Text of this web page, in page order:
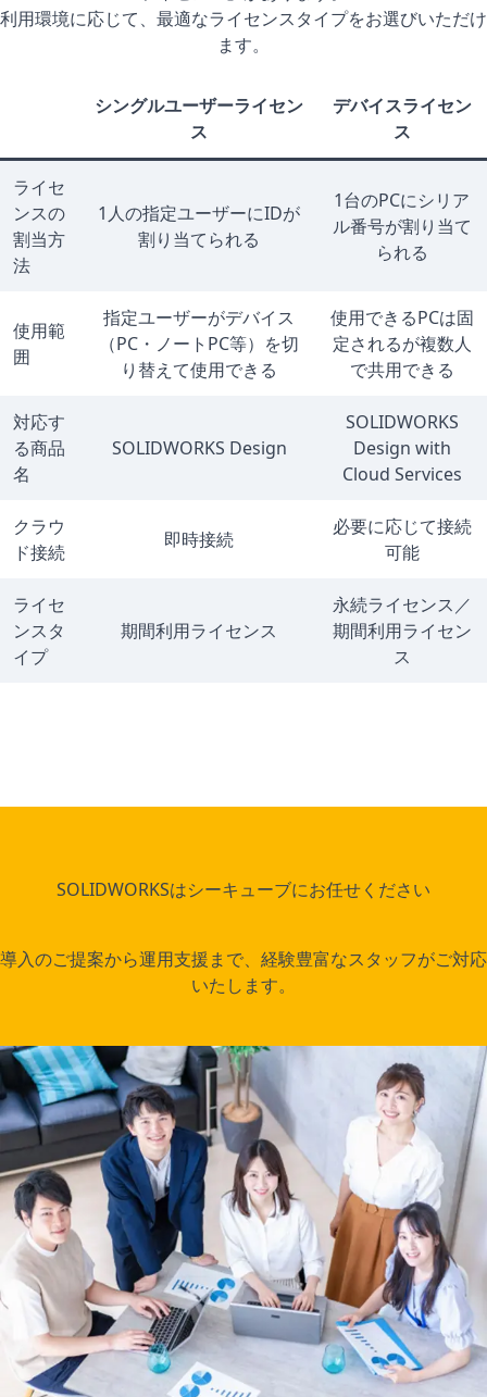
利用環境に応じて、最適なライセンスタイプをお選びいただけ
ます。
シングルユーザーライセン
ス
デバイスライセン
ス
ライセ
ンスの
割当方
法
1人の指定ユーザーにIDが
割り当てられる
1台のPCにシリア
ル番号が割り当て
られる
使用範
囲
指定ユーザーがデバイス
（PC・ノートPC等）を切
り替えて使用できる
使用できるPCは固
定されるが複数人
で共用できる
対応す
る商品
名
SOLIDWORKS Design
SOLIDWORKS
Design with
Cloud Services
クラウ
ド接続
即時接続
必要に応じて接続
可能
ライセ
ンスタ
イプ
期間利用ライセンス
永続ライセンス／
期間利用ライセン
ス
SOLIDWORKSはシーキューブにお任せください
導入のご提案から運用支援まで、経験豊富なスタッフがご対応
いたします。